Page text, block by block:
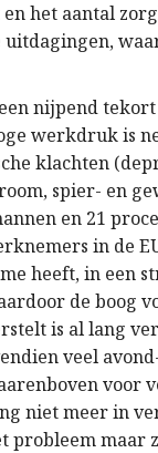
het aantal
uitdagingen,
nijpend
werkdruk is
klachten
spier- en
en 21
in de
heeft, in een
de boog
is al lang
veel
voor
niet meer in
probleem maar